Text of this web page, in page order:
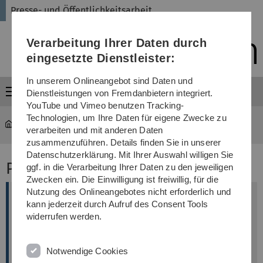
Direkt
Direkt
Direkt
(Sprache,
Drucken,
Media)
Direkt
Direkt
Presse- und Öffentlichkeitsarbeit
Menü
Universität ... Pressemitteilungen 2025
Pressemitteilungen 2025
Mit künstlichen Organen Krebstherapie
verbessern
mit rund neun Millionen Euro
veröffentlicht am: 17. Dezember 2025
Verarbeitung Ihrer Daten durch
eingesetzte Dienstleister:
In unserem Onlineangebot sind Daten und
Dienstleistungen von Fremdanbietern integriert.
YouTube und Vimeo benutzen Tracking-
Technologien, um Ihre Daten für eigene Zwecke zu
verarbeiten und mit anderen Daten
zusammenzuführen. Details finden Sie in unserer
Datenschutzerklärung. Mit Ihrer Auswahl willigen Sie
ggf. in die Verarbeitung Ihrer Daten zu den jeweiligen
Zwecken ein. Die Einwilligung ist freiwillig, für die
Nutzung des Onlineangebotes nicht erforderlich und
kann jederzeit durch Aufruf des Consent Tools
widerrufen werden.
Notwendige Cookies